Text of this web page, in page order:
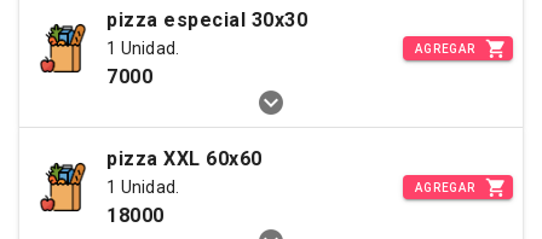
pizza especial 30x30
1 Unidad.
7000
AGREGAR
pizza XXL 60x60
1 Unidad.
18000
AGREGAR